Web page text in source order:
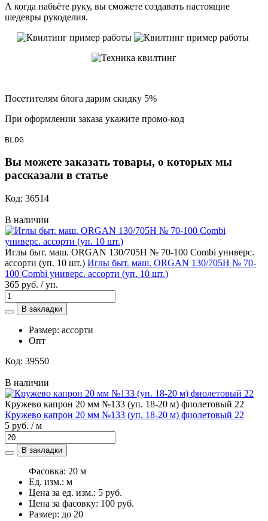
А когда набьёте руку, вы сможете создавать настоящие
шедевры рукоделия.
Посетителям блога дарим скидку 5%
При оформлении заказа укажите промо-код
BLOG
Вы можете заказать товары, о которых мы
рассказали в статье
Код: 36514
В наличии
Иглы быт. маш. ORGAN 130/705Н № 70-100 Combi универс.
ассорти (уп. 10 шт.) Иглы быт. маш. ORGAN 130/705Н № 70-
100 Combi универс. ассорти (уп. 10 шт.)
365 руб. / уп.
В закладки
Размер: ассорти
Опт
Код: 39550
В наличии
Кружево капрон 20 мм №133 (уп. 18-20 м) фиолетовый 22
Кружево капрон 20 мм №133 (уп. 18-20 м) фиолетовый 22
5 руб. / м
В закладки
Фасовка: 20 м
Ед. изм.: м
Цена за ед. изм.: 5 руб.
Цена за фасовку: 100 руб.
Размер: до 20